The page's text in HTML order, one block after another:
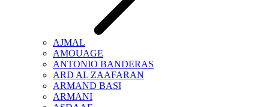
AJMAL
AMOUAGE
ANTONIO BANDERAS
ARD AL ZAAFARAN
ARMAND BASI
ARMANI